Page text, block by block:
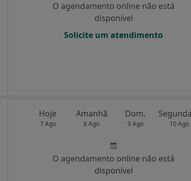
O agendamento online não está
disponível
Solicite um atendimento
Hoje
7 Ago
Amanhã
8 Ago
Dom,
9 Ago 10 Ago
O agendamento online não está
disponível